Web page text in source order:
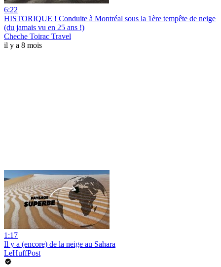
6:22
HISTORIQUE ! Conduite à Montréal sous la 1ère tempête de neige
(du jamais vu en 25 ans !)
Cheche Toirac Travel
il y a 8 mois
1:17
Il y a (encore) de la neige au Sahara
LeHuffPost